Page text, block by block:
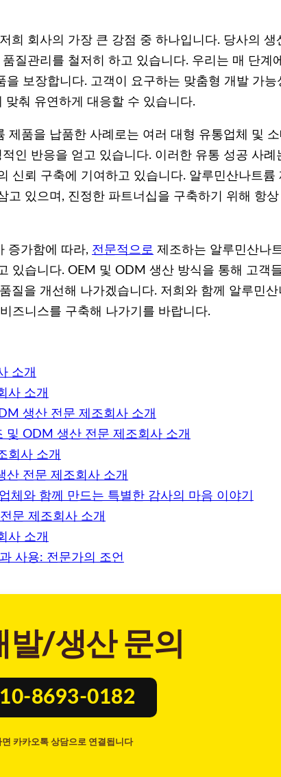
희 회사의 가장 큰 강점 중 하나입니다. 당사의 생
질관리를 철저히 하고 있습니다. 우리는 매 단계
보장합니다. 고객이 요구하는 맞춤형 개발 가능
춰 유연하게 대응할 수 있습니다.
제품을 납품한 사례로는 여러 대형 유통업체 및 소
인 반응을 얻고 있습니다. 이러한 유통 성공 사례
신뢰 구축에 기여하고 있습니다. 알루민산나트륨
고 있으며, 진정한 파트너십을 구축하기 위해 항상
증가함에 따라, 전문적으로 제조하는 알루민산나
있습니다. OEM 및 ODM 생산 방식을 통해 고객
질을 개선해 나가겠습니다. 저희와 함께 알루민산
즈니스를 구축해 나가기를 바랍니다.
소개
사 소개
생산 전문 제조회사 소개
및 ODM 생산 전문 제조회사 소개
회사 소개
전문 제조회사 소개
체와 함께 만드는 특별한 감사의 마음 이야기
문 제조회사 소개
사 소개
사용: 전문가의 조언
발/생산 문의
8693-0182
카카오톡 상담으로 연결됩니다